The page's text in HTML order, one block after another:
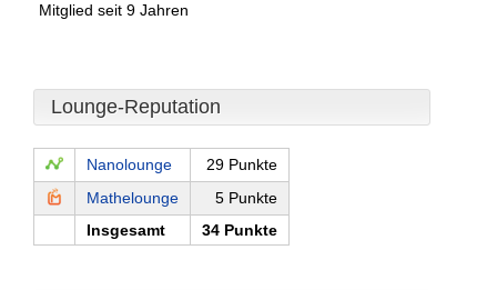
Mitglied seit 9 Jahren
Lounge-Reputation
Nanolounge
29 Punkte
Mathelounge
5 Punkte
Insgesamt
34 Punkte